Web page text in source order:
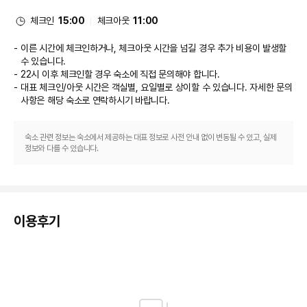
체크인 15:00 체크아웃 11:00
이른 시간에 체크인하거나, 체크아웃 시간을 넘길 경우 추가 비용이 발생할
수 있습니다.
22시 이후 체크인할 경우 숙소에 직접 문의해야 합니다.
대표 체크인/아웃 시간은 객실별, 요일별로 상이할 수 있습니다. 자세한 문의
사항은 해당 숙소로 연락하시기 바랍니다.
숙소 관련 정보는 숙소에서 제공하는 대표 정보로 사전 안내 없이 변동될 수 있고, 실제
정보와 다를 수 있습니다.
이용후기